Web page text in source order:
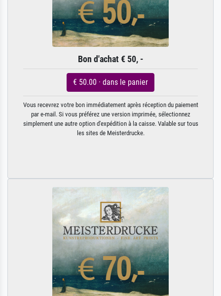
Bon d'achat € 50, -
€ 50.00 · dans le panier
Vous recevrez votre bon immédiatement après réception du paiement
par e-mail. Si vous préférez une version imprimée, sélectionnez
simplement une autre option d'expédition à la caisse. Valable sur tous
les sites de Meisterdrucke.